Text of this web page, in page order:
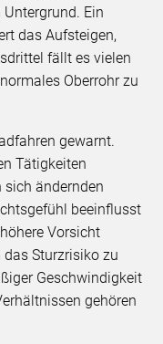
Ein
das Aufsteigen,
fällt es vielen
Oberrohr zu
gewarnt.
Tätigkeiten
sich ändernden
beeinflusst
Vorsicht
Sturzrisiko zu
Geschwindigkeit
gehören